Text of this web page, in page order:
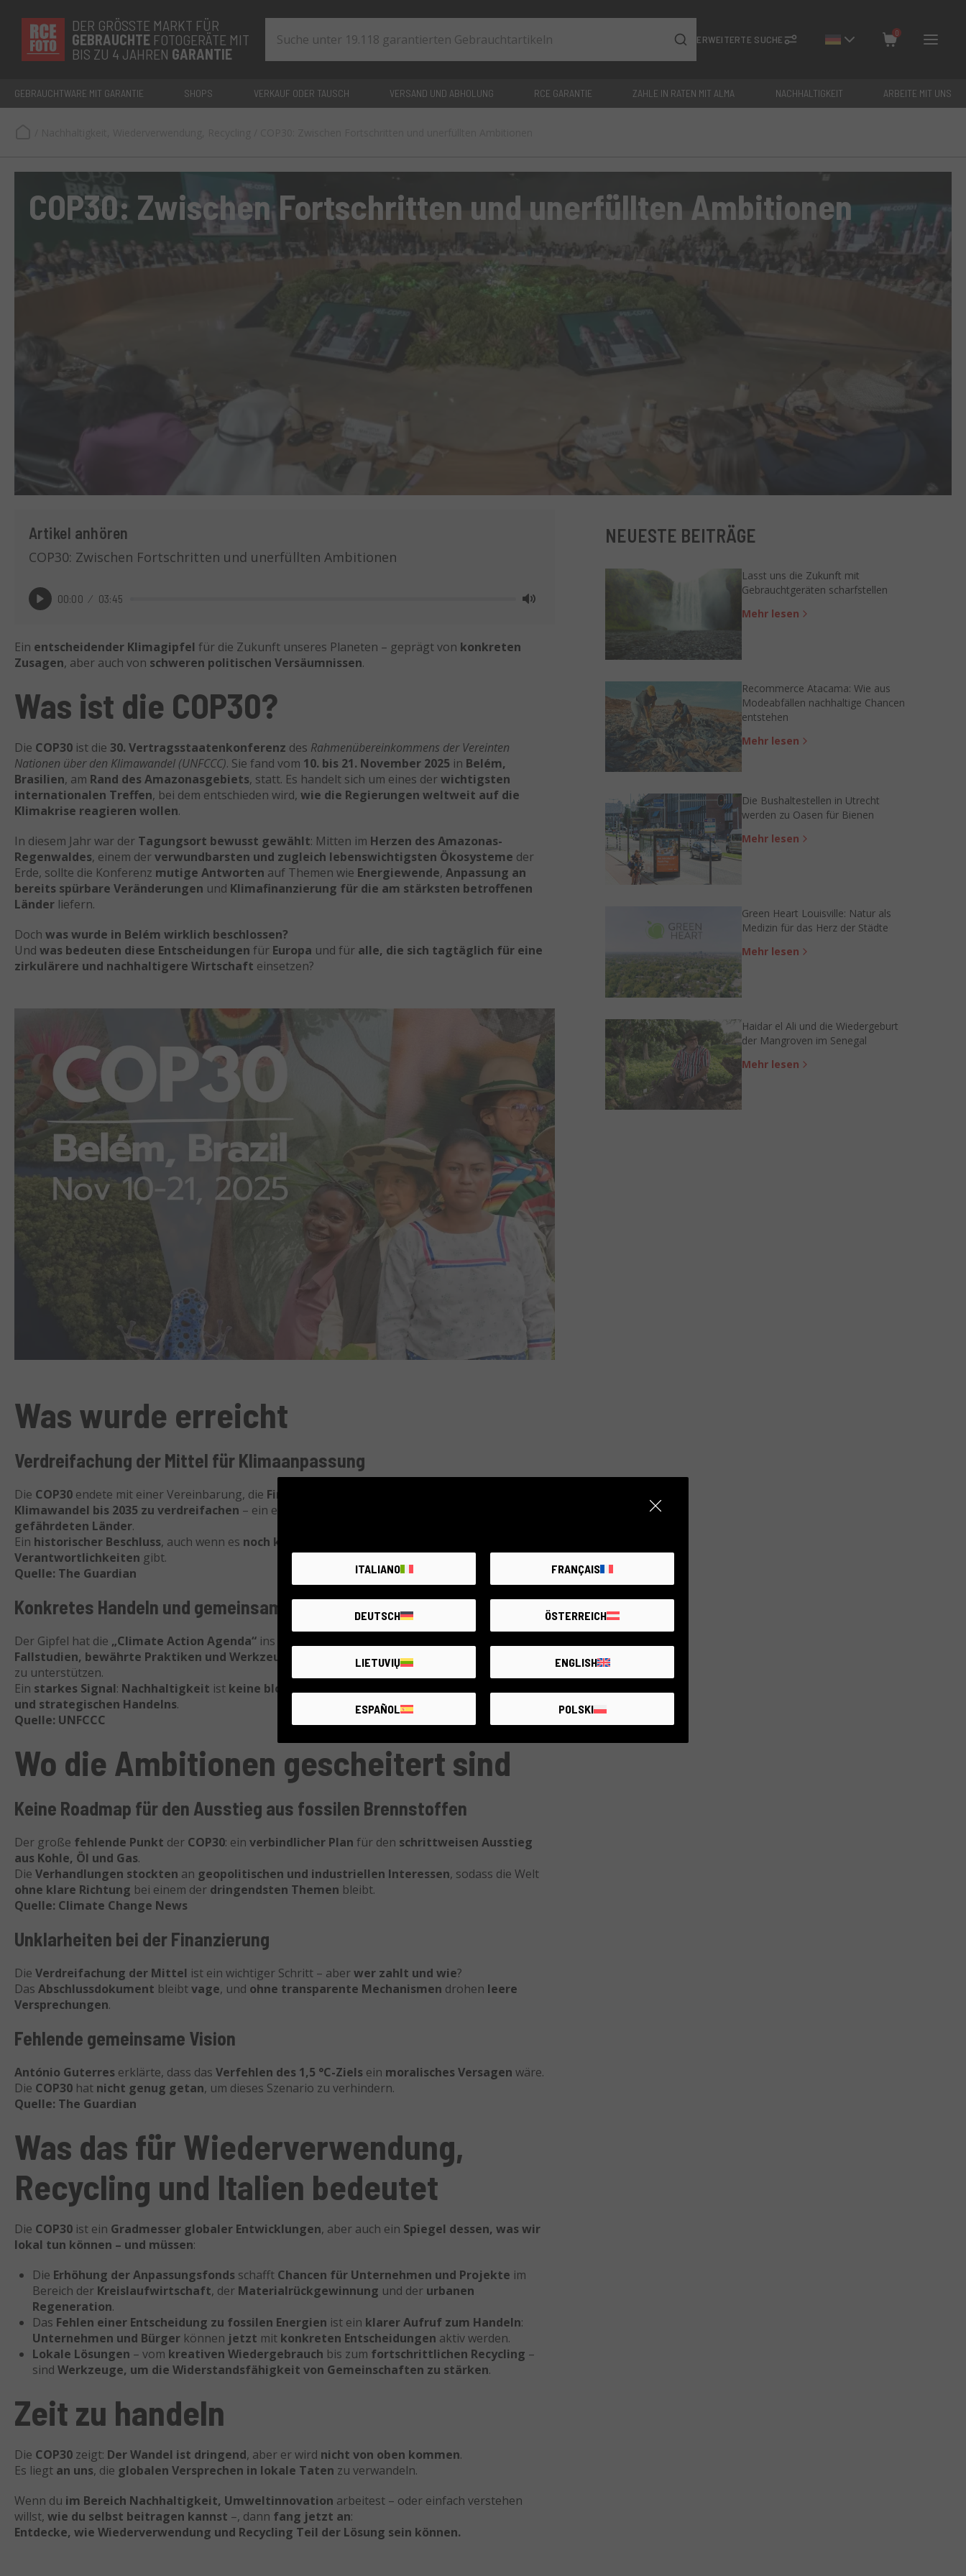
DER GRÖSSTE MARKT FÜR
GEBRAUCHTE FOTOGERÄTE MIT
BIS ZU 4 JAHREN GARANTIE
ERWEITERTE SUCHE
0
Schließen
GEBRAUCHTWARE MIT GARANTIE SHOPS VERKAUF ODER TAUSCH VERSAND UND ABHOLUNG RCE GARANTIE ZAHLE IN RATEN MIT ALMA NACHHALTIGKEIT ARBEITE MIT UNS
COP30: Zwischen Fortschritten und unerfüllten Ambitionen
Artikel anhören
COP30: Zwischen Fortschritten und unerfüllten Ambitionen
Play
00:00 03:45
Ein entscheidender Klimagipfel für die Zukunft unseres Planeten – geprägt von konkreten
Zusagen, aber auch von schweren politischen Versäumnissen.
Was ist die COP30?
Die COP30 ist die 30. Vertragsstaatenkonferenz des Rahmenübereinkommens der Vereinten
Nationen über den Klimawandel (UNFCCC). Sie fand vom 10. bis 21. November 2025 in Belém,
Brasilien, am Rand des Amazonasgebiets, statt. Es handelt sich um eines derwichtigsten
internationalen Treffen, bei dem entschieden wird, wie die Regierungen weltweit auf die
Klimakrise reagieren wollen.
In diesem Jahr war der Tagungsort bewusst gewählt: Mitten im Herzen des Amazonas-
Regenwaldes, einem derverwundbarsten und zugleich lebenswichtigsten Ökosysteme der
Erde, sollte die Konferenz mutige Antworten auf Themen wie Energiewende, Anpassung an
bereits spürbare Veränderungen und Klimafinanzierung für die am stärksten betroffenen
Länder liefern.
Doch was wurde in Belém wirklich beschlossen?
Und was bedeuten diese Entscheidungen für Europa und für alle, die sich tagtäglich für eine
zirkulärere und nachhaltigere Wirtschaft einsetzen?
Was wurde erreicht
Verdreifachung der Mittel für Klimaanpassung
Die COP30 endete mit einer Vereinbarung, die Finanzmittel für die Anpassung an den
Klimawandel bis 2035 zu verdreifachen – ein entscheidender Schritt für die
gefährdeten Länder.
Ein historischer Beschluss, auch wenn es noch keine verbindlichen Details
Verantwortlichkeiten gibt.
Quelle: The Guardian
Konkretes Handeln und gemeinsame Lösungen
Der Gipfel hat die „Climate Action Agenda“ ins Leben gerufen – eine
Fallstudien, bewährte Praktiken und Werkzeuge
bündelt, um dieökologische Transformation
zu unterstützen.
Ein starkes Signal: Nachhaltigkeit ist keine bloße Rhetorik mehr
und strategischen Handelns.
Quelle: UNFCCC
Wo die Ambitionen gescheitert sind
Keine Roadmap für den Ausstieg aus fossilen Brennstoffen
Der große fehlende Punkt der COP30: ein verbindlicher Plan für den schrittweisen Ausstieg
aus Kohle, Öl und Gas.
Die Verhandlungen stockten an geopolitischen und industriellen Interessen, sodass die Welt
ohne klare Richtung bei einem der dringendsten Themen bleibt.
Quelle: Climate Change News
Unklarheiten bei der Finanzierung
Die Verdreifachung der Mittel ist ein wichtiger Schritt – aberwer zahlt und wie?
Das Abschlussdokument bleibtvage, und ohne transparente Mechanismen drohen leere
Versprechungen.
Fehlende gemeinsame Vision
António Guterres erklärte, dass das Verfehlen des 1,5 °C-Ziels ein moralisches Versagen wäre.
Die COP30 hat nicht genug getan, um dieses Szenario zu verhindern.
Quelle: The Guardian
Was das für Wiederverwendung,
Recycling und Italien bedeutet
Die COP30 ist ein Gradmesser globaler Entwicklungen, aber auch ein Spiegel dessen, was wir
lokal tun können – und müssen:
Die Erhöhung der Anpassungsfonds schafft Chancen für Unternehmen und Projekte im
Bereich der Kreislaufwirtschaft, der Materialrückgewinnung und der urbanen
Regeneration.
Das Fehlen einer Entscheidung zu fossilen Energien ist ein klarer Aufruf zum Handeln:
Unternehmen und Bürger können jetzt mit konkreten Entscheidungen aktiv werden.
Lokale Lösungen – vom kreativen Wiedergebrauch bis zum fortschrittlichen Recycling –
sind Werkzeuge, um die Widerstandsfähigkeit von Gemeinschaften zu stärken.
Zeit zu handeln
Die COP30 zeigt: Der Wandel ist dringend, aber er wird nicht von oben kommen.
Es liegt an uns, die globalen Versprechen in lokale Taten zu verwandeln.
Wenn du im Bereich Nachhaltigkeit, Umweltinnovation arbeitest – oder einfach verstehen
willst, wie du selbst beitragen kannst –, dann fang jetzt an:
Entdecke, wie Wiederverwendung und Recycling Teil der Lösung sein können.
NEUESTE BEITRÄGE
Lasst uns die Zukunft mit
Gebrauchtgeräten scharfstellen
Mehr lesen
Recommerce Atacama: Wie aus
Modeabfällen nachhaltige Chancen
entstehen
Mehr lesen
Die Bushaltestellen in Utrecht
werden zu Oasen für Bienen
Mehr lesen
Green Heart Louisville: Natur als
Medizin für das Herz der Städte
Mehr lesen
Haidar el Ali und die Wiedergeburt
der Mangroven im Senegal
Mehr lesen
ITALIANO FRANÇAIS
DEUTSCH ÖSTERREICH
LIETUVIŲ ENGLISH
ESPAÑOL POLSKI